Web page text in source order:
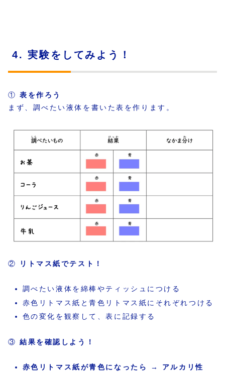
4. 実験をしてみよう！
①表を作ろう
まず、調べたい液体を書いた表を作ります。
② リトマス紙でテスト！
調べたい液体を綿棒やティッシュにつける
赤色リトマス紙と青色リトマス紙にそれぞれつける
色の変化を観察して、表に記録する
③結果を確認しよう！
赤色リトマス紙が青色になったら → アルカリ性